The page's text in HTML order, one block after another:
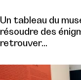
Un tableau du
résoudre des
retrouver…